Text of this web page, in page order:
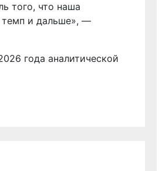
того, что наша
темп и дальше», —
года аналитической